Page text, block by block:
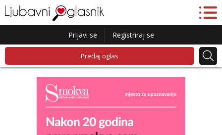
Prijavi se Registriraj se
Predaj oglas